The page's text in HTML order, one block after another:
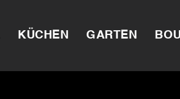
KÜCHEN GARTEN